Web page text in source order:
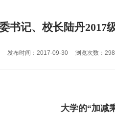
书记、校长陆丹2017
发布时间：2017-09-30 浏览次数：298
大学的“加减